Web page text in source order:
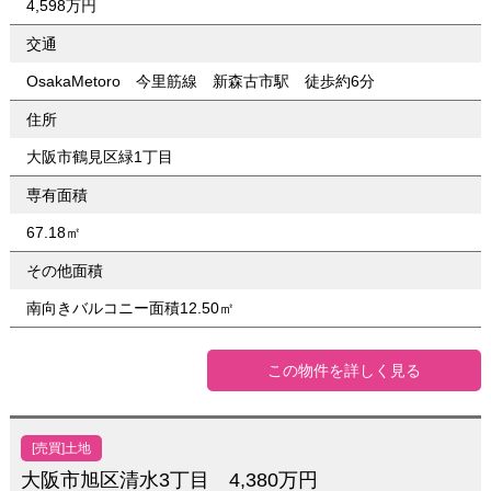
4,598万円
交通
OsakaMetoro 今里筋線 新森古市駅 徒歩約6分
住所
大阪市鶴見区緑1丁目
専有面積
67.18㎡
その他面積
南向きバルコニー面積12.50㎡
この物件を詳しく見る
[売買]土地
大阪市旭区清水3丁目 4,380万円